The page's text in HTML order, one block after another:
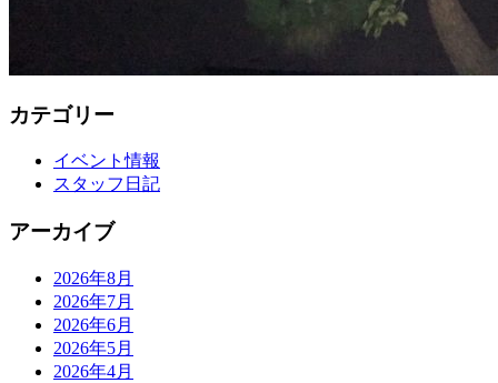
カテゴリー
イベント情報
スタッフ日記
アーカイブ
2026年8月
2026年7月
2026年6月
2026年5月
2026年4月